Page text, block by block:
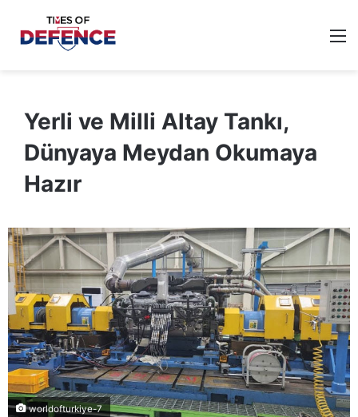
Yerli ve Milli Altay Tankı,
Dünyaya Meydan Okumaya
Hazır
worldofturkiye-7